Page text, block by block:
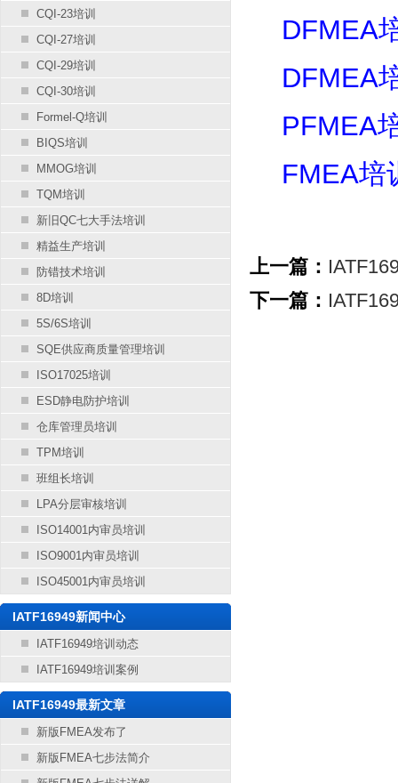
CQI-23培训
CQI-27培训
CQI-29培训
CQI-30培训
Formel-Q培训
BIQS培训
MMOG培训
TQM培训
新旧QC七大手法培训
精益生产培训
防错技术培训
8D培训
5S/6S培训
SQE供应商质量管理培训
ISO17025培训
ESD静电防护培训
仓库管理员培训
TPM培训
班组长培训
LPA分层审核培训
ISO14001内审员培训
ISO9001内审员培训
ISO45001内审员培训
IATF16949新闻中心
IATF16949培训动态
IATF16949培训案例
IATF16949最新文章
新版FMEA发布了
新版FMEA七步法简介
DFMEA
DFMEA
PFMEA
FMEA培
上一篇：
下一篇：